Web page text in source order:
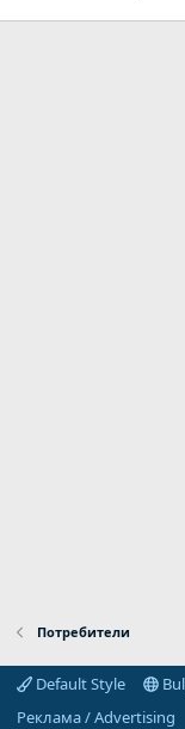
Потребители
Default Style
Реклама / Advertising